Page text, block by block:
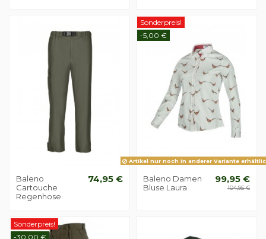
Baleno
Cartouche
Regenhose
74,95 €
Sonderpreis!
-5,00 €
Artikel nur noch in anderer Variante
Baleno Damen
Bluse Laura
99,95 €
104,95 €
Sonderpreis!
-30,00 €